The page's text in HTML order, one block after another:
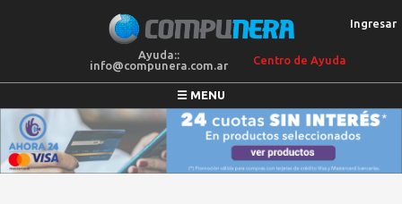
Ayuda::
info@compunera.com.ar
Centro de Ayuda
Ingresar
☰ MENU
COLCHONES
SILLONES